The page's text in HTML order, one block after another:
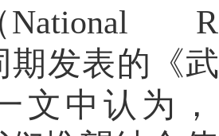
National
期发表的《
文中认为